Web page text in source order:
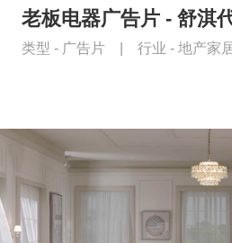
老板电器广告片 - 舒淇
类型 - 广告片 行业 - 地产家